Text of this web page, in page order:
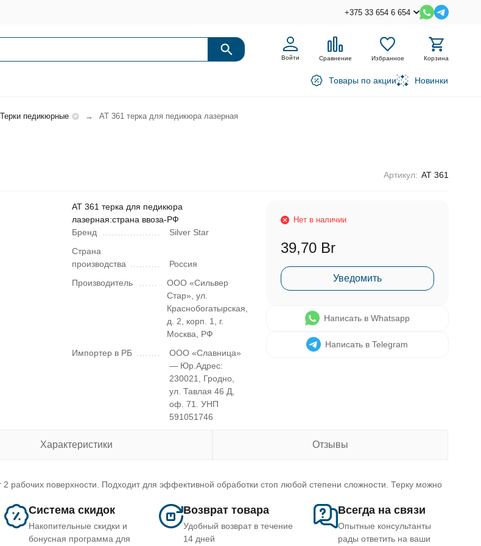
+375 33 654 6 654
Войти Сравнение Избранное Корзина
Товары по акции Новинки
Терки педикюрные АТ 361 терка для педикюра лазерная
Артикул: АТ 361
АТ 361 терка для педикюра
лазерная:страна ввоза-РФ
Бренд
Silver Star
Страна
производства
Россия
Производитель
ООО «Сильвер
Стар», ул.
Краснобогатырская,
д. 2, корп. 1, г.
Москва, РФ
Импортер в РБ
ООО «Славница»
— Юр.Адрес:
230021, Гродно,
ул. Тавлая 46 Д,
оф. 71. УНП
591051746
Нет в наличии
39,70 Br
Уведомить
Написать в Whatsapp
Написать в Telegram
Характеристики Отзывы
рабочих поверхности. Подходит для эффективной обработки стоп любой степени сложности. Терку можно
Система скидок
Накопительные скидки и
бонусная программа для
Возврат товара
Удобный возврат в течение
14 дней
Всегда на связи
Опытные консультанты
рады ответить на ваши